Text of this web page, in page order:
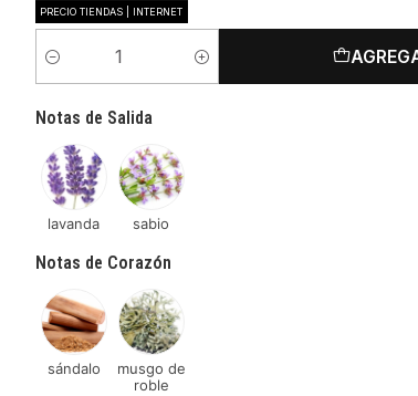
PRECIO TIENDAS | INTERNET
Cantidad
Notas de Salida
lavanda sabio
Notas de Corazón
sándalo
musgo de
roble